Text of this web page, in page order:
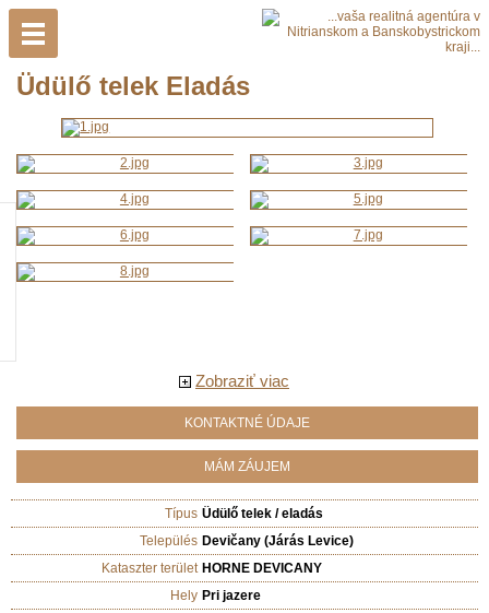
Üdülő telek Eladás
Zobraziť viac
KONTAKTNÉ ÚDAJE
MÁM ZÁUJEM
Típus Üdülő telek / eladás
Település Devičany (Járás Levice)
Kataszter terület HORNE DEVICANY
Hely Pri jazere